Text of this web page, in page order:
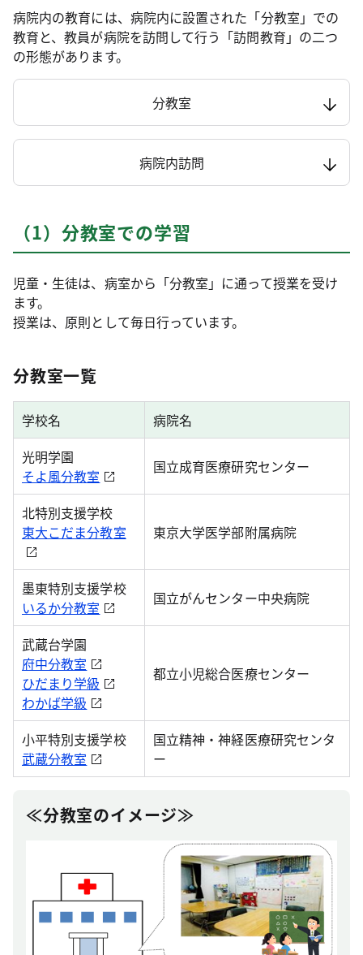
病院内の教育には、病院内に設置された「分教室」での
教育と、教員が病院を訪問して行う「訪問教育」の二つ
の形態があります。
分教室
病院内訪問
（1）分教室での学習
児童・生徒は、病室から「分教室」に通って授業を受け
ます。
授業は、原則として毎日行っています。
分教室一覧
学校名
病院名
光明学園
そよ風分教室
国立成育医療研究センター
北特別支援学校
東大こだま分教室
東京大学医学部附属病院
墨東特別支援学校
いるか分教室
国立がんセンター中央病院
武蔵台学園
府中分教室
ひだまり学級
わかば学級
都立小児総合医療センター
小平特別支援学校
武蔵分教室
国立精神・神経医療研究センタ
ー
≪分教室のイメージ≫